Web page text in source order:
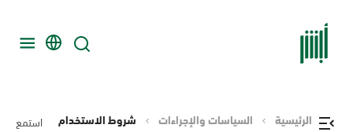
الرئيسية السياسات والإجراءات شروط الاستخدام استمع